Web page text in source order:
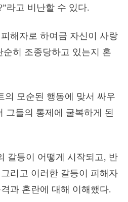
라고 비난할 수 있다.
해자로 하여금 자신이 사랑
순히 조종당하고 있는지 혼
의 모순된 행동에 맞서 싸우
그들의 통제에 굴복하게 된
갈등이 어떻게 시작되고, 반
리고 이러한 갈등이 피해자
과 혼란에 대해 이해했다.